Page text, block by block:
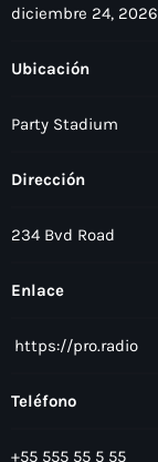
diciembre 24,
Ubicación
Party Stadium
Dirección
234 Bvd Road
Enlace
https://pro.radio
Teléfono
+55 555 55 5 55